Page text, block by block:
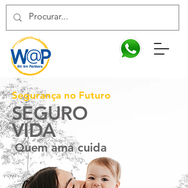
Segurança no Futuro
SEGURO
VIDA
Quem ama cuida